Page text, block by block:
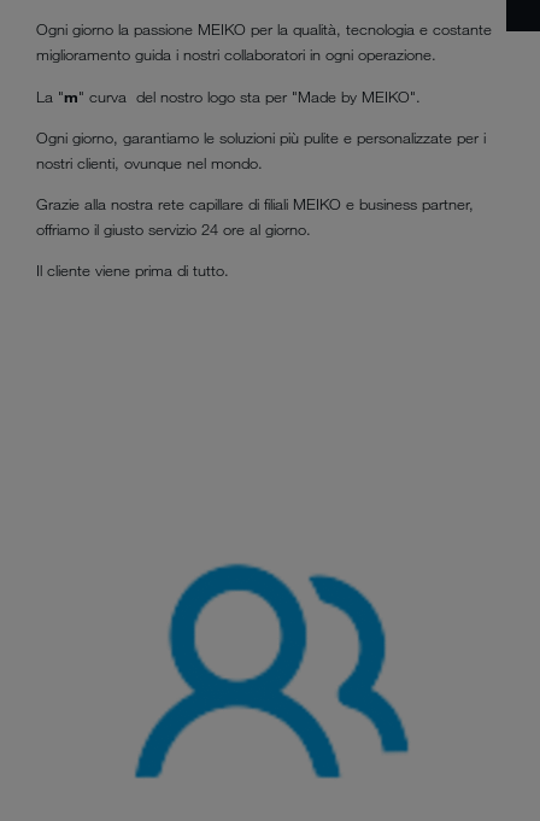
Ogni giorno la passione MEIKO per la qualità, tecnologia e costante
miglioramento guida i nostri collaboratori in ogni operazione.
La "m" curva del nostro logo sta per "Made by MEIKO".
Ogni giorno, garantiamo le soluzioni più pulite e personalizzate per i
nostri clienti, ovunque nel mondo.
Grazie alla nostra rete capillare di filiali MEIKO e business partner,
offriamo il giusto servizio 24 ore al giorno.
Il cliente viene prima di tutto.